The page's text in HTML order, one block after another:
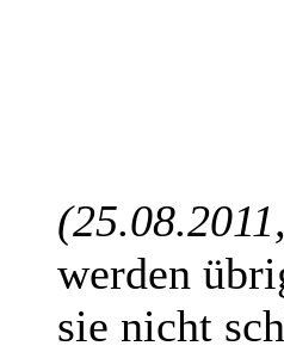
werden
sie nicht